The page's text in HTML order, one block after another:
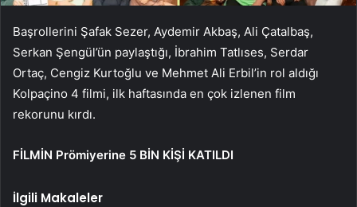
Başrollerini Şafak Sezer, Aydemir Akbaş, Ali Çatalbaş,
Serkan Şengül’ün paylaştığı, İbrahim Tatlıses, Serdar
Ortaç, Cengiz Kurtoğlu ve Mehmet Ali Erbil’in rol aldığı
Kolpaçino 4 filmi, ilk haftasında en çok izlenen film
rekorunu kırdı.
FİLMİN Prömiyerine 5 BİN KİŞİ KATILDI
İlgili Makaleler